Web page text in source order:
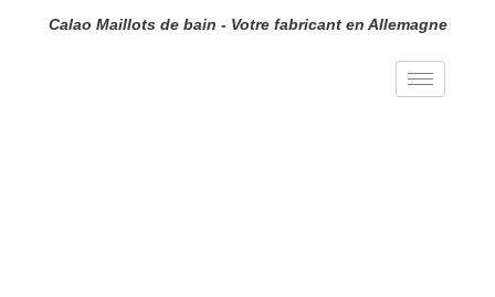
Calao Maillots de bain - Votre fabricant en Allemagne